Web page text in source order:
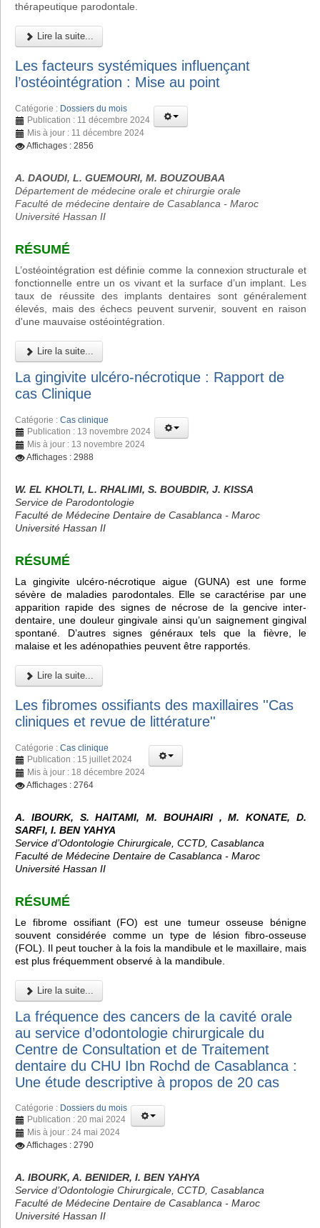
thérapeutique parodontale.
Lire la suite...
Les facteurs systémiques influençant
l’ostéointégration : Mise au point
Catégorie : Dossiers du mois
Publication : 11 décembre 2024
Mis à jour : 11 décembre 2024
Affichages : 2856
A. DAOUDI, L. GUEMOURI, M. BOUZOUBAA
Département de médecine orale et chirurgie orale
Faculté de médecine dentaire de Casablanca - Maroc
Université Hassan II
RÉSUMÉ
L’ostéointégration est définie comme la connexion structurale et
fonctionnelle entre un os vivant et la surface d’un implant. Les
taux de réussite des implants dentaires sont généralement
élevés, mais des échecs peuvent survenir, souvent en raison
d'une mauvaise ostéointégration.
Lire la suite...
La gingivite ulcéro-nécrotique : Rapport de
cas Clinique
Catégorie : Cas clinique
Publication : 13 novembre 2024
Mis à jour : 13 novembre 2024
Affichages : 2988
W. EL KHOLTI, L. RHALIMI, S. BOUBDIR, J. KISSA
Service de Parodontologie
Faculté de Médecine Dentaire de Casablanca - Maroc
Université Hassan II
RÉSUMÉ
La gingivite ulcéro-nécrotique aigue (GUNA) est une forme
sévère de maladies parodontales. Elle se caractérise par une
apparition rapide des signes de nécrose de la gencive inter-
dentaire, une douleur gingivale ainsi qu’un saignement gingival
spontané. D’autres signes généraux tels que la fièvre, le
malaise et les adénopathies peuvent être rapportés.
Lire la suite...
Les fibromes ossifiants des maxillaires ''Cas
cliniques et revue de littérature''
Catégorie : Cas clinique
Publication : 15 juillet 2024
Mis à jour : 18 décembre 2024
Affichages : 2764
A. IBOURK, S. HAITAMI, M. BOUHAIRI , M. KONATE, D.
SARFI, I. BEN YAHYA
Service d’Odontologie Chirurgicale, CCTD, Casablanca
Faculté de Médecine Dentaire de Casablanca - Maroc
Université Hassan II
RÉSUMÉ
Le fibrome ossifiant (FO) est une tumeur osseuse bénigne
souvent considérée comme un type de lésion fibro-osseuse
(FOL). Il peut toucher à la fois la mandibule et le maxillaire, mais
est plus fréquemment observé à la mandibule.
Lire la suite...
La fréquence des cancers de la cavité orale
au service d’odontologie chirurgicale du
Centre de Consultation et de Traitement
dentaire du CHU Ibn Rochd de Casablanca :
Une étude descriptive à propos de 20 cas
Catégorie : Dossiers du mois
Publication : 20 mai 2024
Mis à jour : 24 mai 2024
Affichages : 2790
A. IBOURK, A. BENIDER, I. BEN YAHYA
Service d’Odontologie Chirurgicale, CCTD, Casablanca
Faculté de Médecine Dentaire de Casablanca - Maroc
Université Hassan II